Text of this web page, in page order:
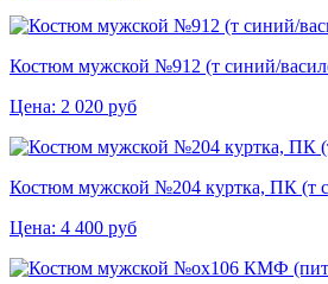
Костюм мужской №912 (т синий/
Цена: 2 020 руб
Костюм мужской №204 куртка, ПК (т
Цена: 4 400 руб